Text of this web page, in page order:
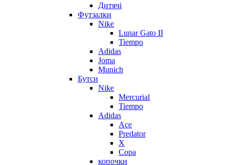
Дитячі
Футзалки
Nike
Lunar Gato II
Tiempo
Adidas
Joma
Munich
Бутси
Nike
Mercurial
Tiempo
Adidas
Ace
Predator
X
Copa
копочки